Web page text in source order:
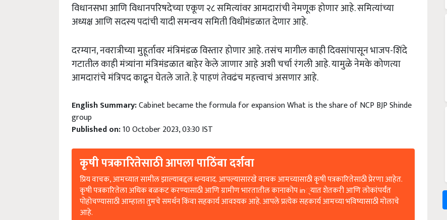
विधानसभा आणि विधानपरिषदेच्या एकूण २८ समित्यांवर आमदारांची नेमणूक होणार आहे. समित्यांच्या
अध्यक्ष आणि सदस्य पदांची यादी समन्वय समिती विधीमंडळात देणार आहे.
दरम्यान, नवरात्रीच्या मुहूर्तावर मंत्रिमंडळ विस्तार होणार आहे. तसंच मागील काही दिवसांपासून भाजप-शिंदे
गटातील काही मंत्र्यांना मंत्रिमंडळात बाहेर केले जाणार आहे अशी चर्चा रंगली आहे. यामुळे नेमके कोणत्या
आमदारांचे मंत्रिपद काढून घेतले जाते. हे पाहणं तेवढंच महत्त्वाचं असणार आहे.
English Summary:Cabinet became the formula for expansion What is the share of NCP BJP Shinde
group
Published on:10 October 2023, 03:30 IST
कृषी पत्रकारितेसाठी आपला पाठिंबा दर्शवा
प्रिय वाचक, आमच्यात सामील झाल्याबद्दल धन्यवाद. आपल्यासारखे वाचक आमच्यासाठी कृषी पत्रकारितेसाठी प्रेरणा आहेत.
कृषी पत्रकारितेला अधिक बळकट करण्यासाठी आणि ग्रामीण भारतातील कानाकोप in्यात शेतकरी आणि लोकांपर्यंत
पोहोचण्यासाठी आम्हाला तुमचे समर्थन किंवा सहकार्य आवश्यक आहे. आपले प्रत्येक सहकार्य आमच्या भविष्यासाठी मोलाचे
आहे.